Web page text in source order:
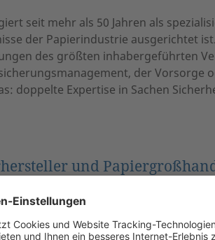
seit mehr als 50 Jahren als
der Papierindustrie ausgerichtet
des größten inhabergeführten
der Vorsorge
doppelte Expertise in Sachen
und
Anlagen für die
etwa durch
z. B. Lieferfristen nicht